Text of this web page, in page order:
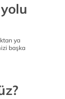
ya
başka